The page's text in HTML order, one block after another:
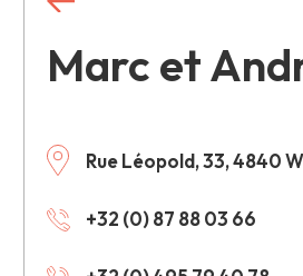
Marc et
Rue Léopold, 33, 4840
+32 (0) 87 88 03 66
−